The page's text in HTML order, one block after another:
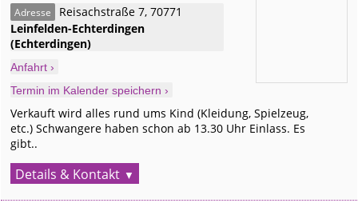
Adresse Reisachstraße 7,70771
Leinfelden-Echterdingen
(Echterdingen)
Anfahrt ›
Termin im Kalender speichern ›
Verkauft wird alles rund ums Kind (Kleidung, Spielzeug,
etc.) Schwangere haben schon ab 13.30 Uhr Einlass. Es
gibt..
Details & Kontakt